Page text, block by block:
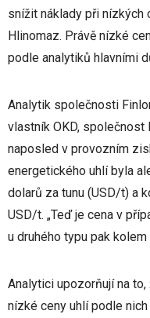
snížit náklady při nízkých
Hlinomaz. Právě nízké
podle analytiků hlavními
Analytik společnosti
vlastník OKD, společnost
naposled v provozním
energetického uhlí byla
dolarů za tunu (USD/t) a
USD/t. „Teď je cena v
u druhého typu pak kolem
Analytici upozorňují na to,
nízké ceny uhlí podle